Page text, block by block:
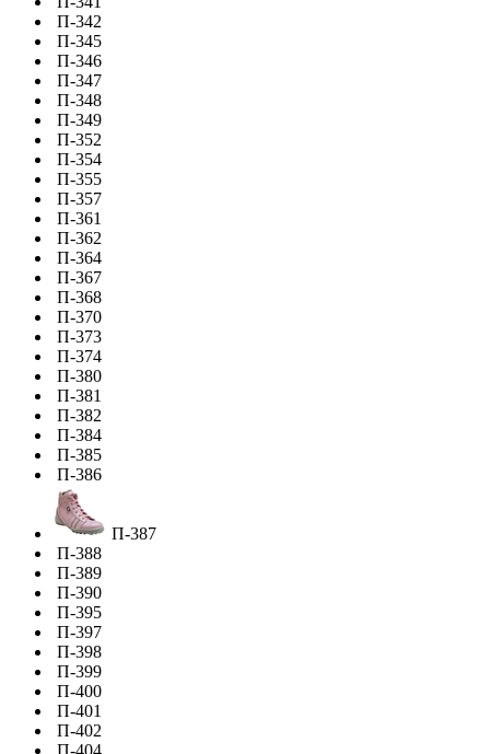
П-342
П-345
П-346
П-347
П-348
П-349
П-352
П-354
П-355
П-357
П-361
П-362
П-364
П-367
П-368
П-370
П-373
П-374
П-380
П-381
П-382
П-384
П-385
П-386
П-387
П-388
П-389
П-390
П-395
П-397
П-398
П-399
П-400
П-401
П-402
П-404